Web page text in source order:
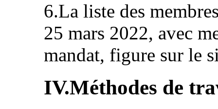
6.La liste des
25 mars 2022, avec
mandat, figure sur le
IV.Méthodes de